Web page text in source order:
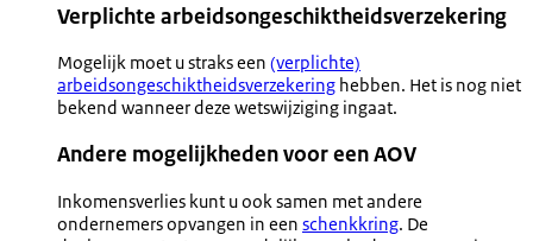
Verplichte arbeidsongeschiktheidsverzekering
Mogelijk moet u straks een (verplichte)
arbeidsongeschiktheidsverzekering hebben. Het is nog niet
bekend wanneer deze wetswijziging ingaat.
Andere mogelijkheden voor een AOV
Inkomensverlies kunt u ook samen met andere
ondernemers opvangen in een schenkkring. De